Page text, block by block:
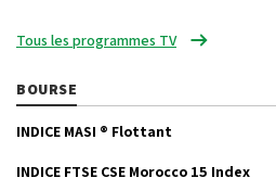
Tous les programmes TV
BOURSE
INDICE MASI ® Flottant
INDICE FTSE CSE Morocco 15 Index